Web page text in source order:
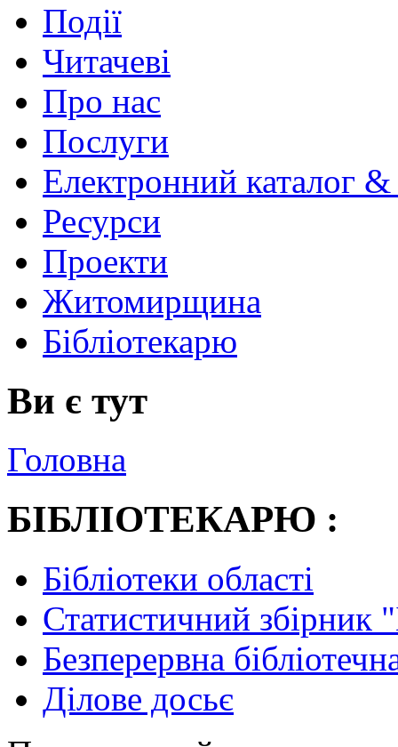
Події
Читачеві
Про нас
Послуги
Електронний каталог
Ресурси
Проекти
Житомирщина
Бібліотекарю
Ви є тут
Головна
БІБЛІОТЕКАРЮ :
Бібліотеки області
Статистичний
Безперервна
Ділове досьє